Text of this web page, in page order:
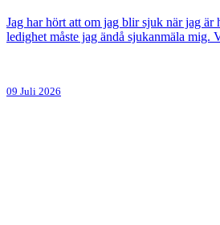
Jag har hört att om jag blir sjuk när jag är
ledighet måste jag ändå sjukanmäla mig.
09 Juli 2026